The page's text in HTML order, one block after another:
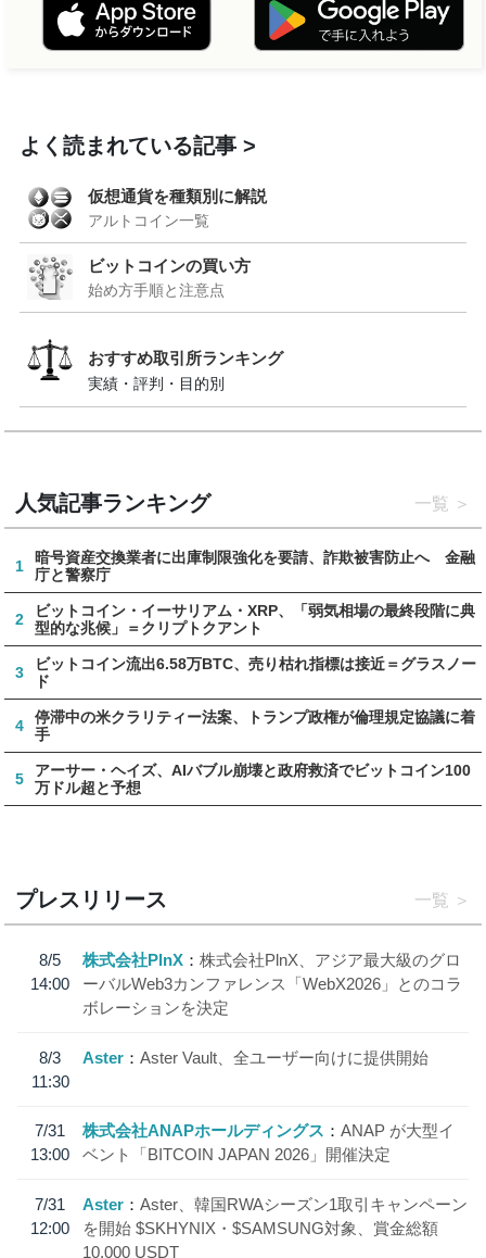
よく読まれている記事
仮想通貨を種類別に解説
アルトコイン一覧
ビットコインの買い方
始め方手順と注意点
おすすめ取引所ランキング
実績・評判・目的別
人気記事ランキング 一覧
1
暗号資産交換業者に出庫制限強化を要請、詐欺被害防止へ 金融
庁と警察庁
2
ビットコイン・イーサリアム・XRP、「弱気相場の最終段階に典
型的な兆候」＝クリプトクアント
3
ビットコイン流出6.58万BTC、売り枯れ指標は接近＝グラスノー
ド
4
停滞中の米クラリティー法案、トランプ政権が倫理規定協議に着
手
5
アーサー・ヘイズ、AIバブル崩壊と政府救済でビットコイン100
万ドル超と予想
プレスリリース 一覧
8/5
14:00
株式会社PlnX
株式会社PlnX、アジア最大級のグロ
ーバルWeb3カンファレンス「WebX2026」とのコラ
ボレーションを決定
8/3
11:30
Aster Aster Vault、全ユーザー向けに提供開始
7/31
13:00
株式会社ANAPホールディングス
ANAP が大型イ
ベント「BITCOIN JAPAN 2026」開催決定
7/31
12:00
Aster
Aster、韓国RWAシーズン1取引キャンペーン
を開始 $SKHYNIX・$SAMSUNG対象、賞金総額
10,000 USDT